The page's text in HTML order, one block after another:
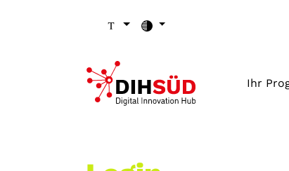
Ihr